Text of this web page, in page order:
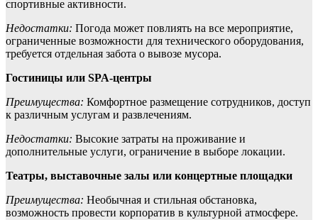
спортивные активности.
Недостатки: Погода может повлиять на все мероприятие,
ограниченные возможности для технического оборудования,
требуется отдельная забота о вывозе мусора.
Гостиницы или SPA-центры
Преимущества: Комфортное размещение сотрудников, доступ
к различным услугам и развлечениям.
Недостатки: Высокие затраты на проживание и
дополнительные услуги, ограничение в выборе локации.
Театры, выставочные залы или концертные площадки
Преимущества: Необычная и стильная обстановка,
возможность провести корпоратив в культурной атмосфере.